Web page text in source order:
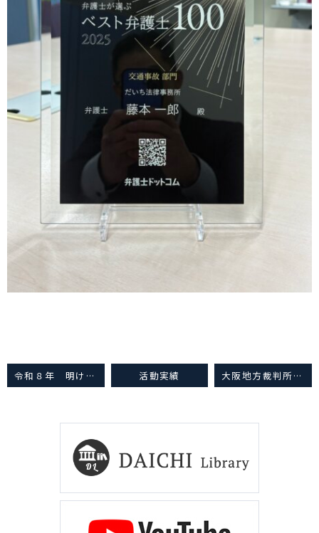
令和８年 明けましておめでとうごぎいます（令和8年1月5日） 活動実績 大阪地方裁判所岸和田支部：被害者参加（令和8年1月8日）